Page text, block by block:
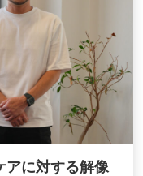
アに対する解像